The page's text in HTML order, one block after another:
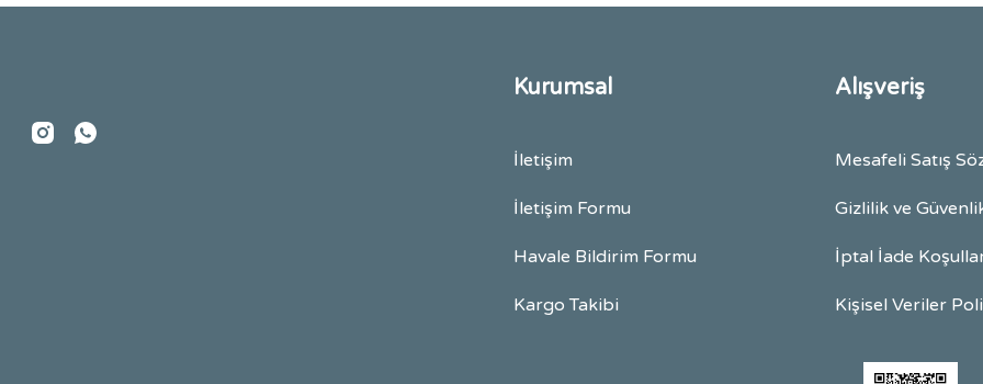
Kurumsal
İletişim
İletişim Formu
Havale Bildirim Formu
Kargo Takibi
Alışveriş
Mesafeli Satış
Gizlilik ve
İptal İade
Kişisel Veriler